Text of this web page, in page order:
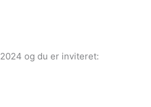
og du er inviteret: